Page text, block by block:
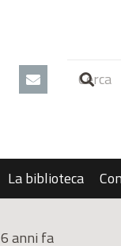
La biblioteca
6 anni fa